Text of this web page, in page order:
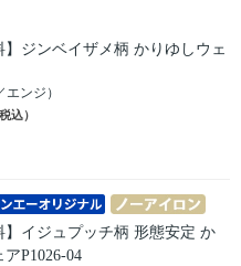
】ジンベイザメ柄 かりゆしウェ
ンジ）
税込）
】イジュプッチ柄 形態安定 か
アP1026-04